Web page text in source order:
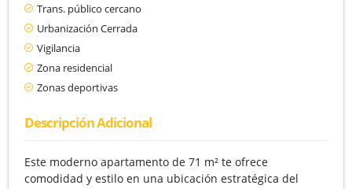
Trans. público cercano
Urbanización Cerrada
Vigilancia
Zona residencial
Zonas deportivas
Descripción Adicional
Este moderno apartamento de 71 m² te ofrece
comodidad y estilo en una ubicación estratégica del